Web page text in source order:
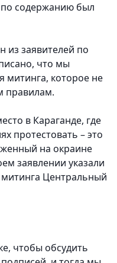
содержанию был
из заявителей по
что мы
митинга, которое не
правилам.
в Караганде, где
протестовать – это
на окраине
заявлении указали
митинга Центральный
чтобы обсудить